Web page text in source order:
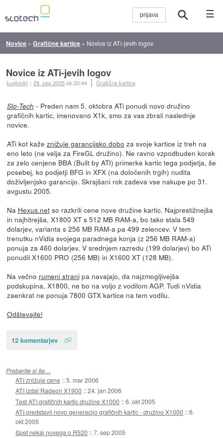
☰
Novice »Grafične kartice » Novice iz ATi-jevih logov
Novice iz ATi-jevih logov
kuglvinkl ::29. sep 2005ob 20:44 Grafične kartice
Slo-Tech - Preden nam 5. oktobra ATi ponudi novo družino
grafičnih kartic, imenovano X1k, smo za vas zbrali naslednje
novice.
ATi kot kaže znižuje garancijsko dobo za svoje kartice iz treh na
eno leto (ne velja za FireGL družino). Ne ravno vzpodbuden korak
za zelo cenjene BBA (Built by ATI) primerke kartic tega podjetja, še
posebej, ko podjetji BFG in XFX (na določenih trgih) nudita
doživljenjsko garancijo. Skrajšani rok zadeva vse nakupe po 31.
avgustu 2005.
Na Hexus.netso razkrili cene nove družine kartic. Najprestižnejša
in najhitrejša, X1800 XT s 512 MB RAM-a, bo tako stala 549
dolarjev, varianta s 256 MB RAM-a pa 499 zelencev. V tem
trenutku nVidia svojega paradnega konja (z 256 MB RAM-a)
ponuja za 460 dolarjev. V srednjem razredu (199 dolarjev) bo ATi
ponudil X1600 PRO (256 MB) in X1600 XT (128 MB).
Na večno rumeni stranipa navajajo, da najzmogljivejša
podskupina, X1800, ne bo na voljo z vodilom AGP. Tudi nVidia
zaenkrat ne ponuja 7800 GTX kartice na tem vodilu.
Odštevajte!
12 komentarjev
Preberite si še…
ATI znižuje cene ::5. mar 2006
ATI izdal Radeon X1900 ::24. jan 2006
Test ATI grafičnih kartic družine X1000 ::6. okt 2005
ATI predstavil novo generacijo grafičnih kartic - družino X1000 ::6.
okt 2005
Spet nekaj novega o R520 ::7. sep 2005